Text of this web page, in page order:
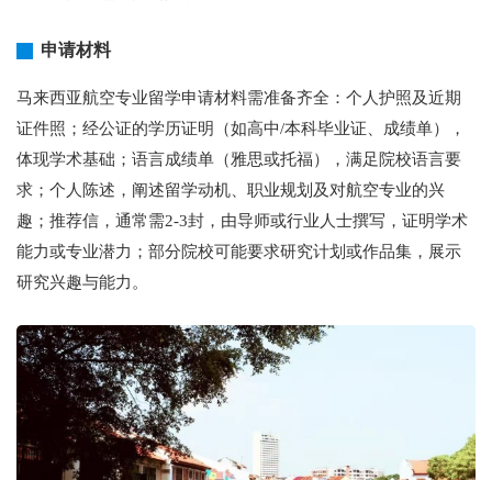
申请材料
马来西亚航空专业留学申请材料需准备齐全：个人护照及近期
证件照；经公证的学历证明（如高中/本科毕业证、成绩单），
体现学术基础；语言成绩单（雅思或托福），满足院校语言要
求；个人陈述，阐述留学动机、职业规划及对航空专业的兴
趣；推荐信，通常需2-3封，由导师或行业人士撰写，证明学术
能力或专业潜力；部分院校可能要求研究计划或作品集，展示
研究兴趣与能力。